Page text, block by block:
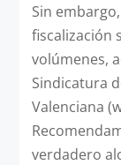
Sin
fiscalización
volúmenes,
Sindicatura
Valenciana
verdadero